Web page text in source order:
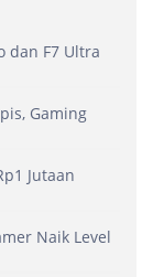
dan F7 Ultra
Gaming
Jutaan
Naik Level